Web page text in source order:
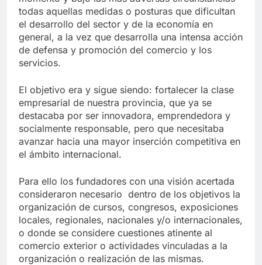
todas aquellas medidas o posturas que dificultan
el desarrollo del sector y de la economía en
general, a la vez que desarrolla una intensa acción
de defensa y promoción del comercio y los
servicios.
El objetivo era y sigue siendo: fortalecer la clase
empresarial de nuestra provincia, que ya se
destacaba por ser innovadora, emprendedora y
socialmente responsable, pero que necesitaba
avanzar hacia una mayor inserción competitiva en
el ámbito internacional.
Para ello los fundadores con una visión acertada
consideraron necesario dentro de los objetivos la
organización de cursos, congresos, exposiciones
locales, regionales, nacionales y/o internacionales,
o donde se considere cuestiones atinente al
comercio exterior o actividades vinculadas a la
organización o realización de las mismas.